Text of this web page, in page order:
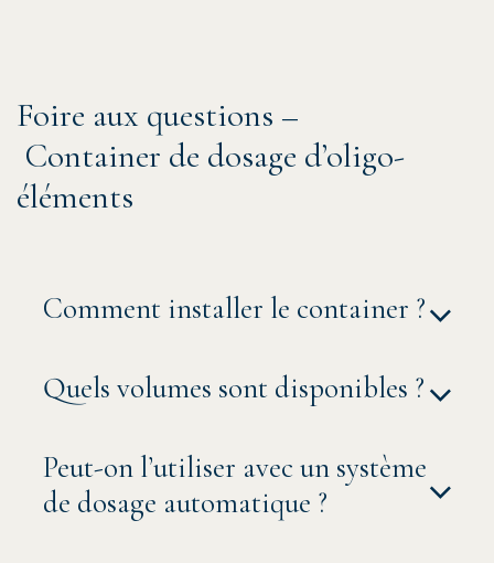
Foire aux questions –
Container de dosage d’oligo-
éléments
Comment installer le container ?
Quels volumes sont disponibles ?
Peut-on l’utiliser avec un système
de dosage automatique ?